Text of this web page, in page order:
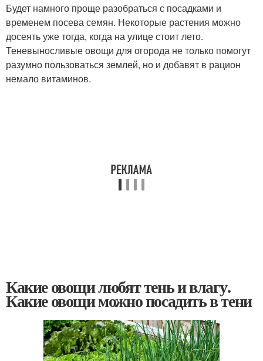
Будет намного проще разобраться с посадками и
временем посева семян. Некоторые растения можно
досеять уже тогда, когда на улице стоит лето.
Теневыносливые овощи для огорода не только помогут
разумно пользоваться землей, но и добавят в рацион
немало витаминов.
Какие овощи любят тень и влагу.
Какие овощи можно посадить в тени